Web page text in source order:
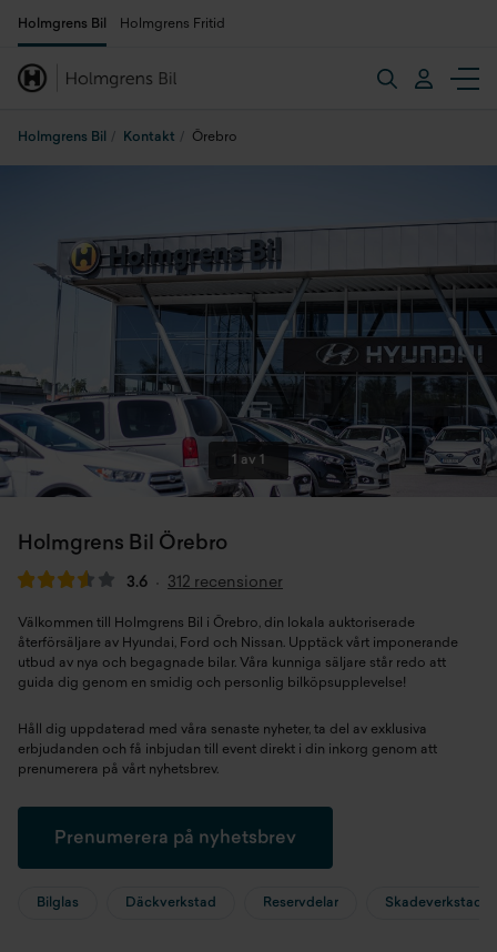
Holmgrens Bil Holmgrens Fritid
Holmgrens Bil Kontakt Örebro
1 av 1
Holmgrens Bil Örebro
3.6 312 recensioner
Välkommen till Holmgrens Bil i Örebro, din lokala auktoriserade
återförsäljare av Hyundai, Ford och Nissan. Upptäck vårt imponerande
utbud av nya och begagnade bilar. Våra kunniga säljare står redo att
guida dig genom en smidig och personlig bilköpsupplevelse!
Håll dig uppdaterad med våra senaste nyheter, ta del av exklusiva
erbjudanden och få inbjudan till event direkt i din inkorg genom att
prenumerera på vårt nyhetsbrev.
Prenumerera på nyhetsbrev
Bilglas Däckverkstad Reservdelar Skadeverkstad